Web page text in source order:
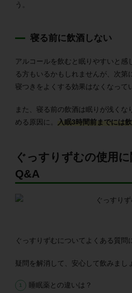
う。
寝る前に飲酒しない
アルコールを飲むと眠りやすいと感
る方もいるかもしれませんが、次第
寝つきをよくする効果はなくなって
また、寝る前の飲酒は眠りが浅くな
める原因に。
入眠3時間前までには
ぐっすりずむの使用
Q&A
ぐっすりずむについてよくある質問
疑問を解消して、安心して飲みまし
睡眠薬との違いは？